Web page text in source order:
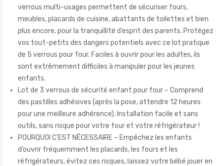
verrous multi-usages permettent de sécuriser fours,
meubles, placards de cuisine, abattants de toilettes et bien
plus encore, pour la tranquillité d’esprit des parents. Protégez
vos tout-petits des dangers potentiels avec ce lot pratique
de 5 verrous pour four. Faciles à ouvrir pour les adultes, ils
sont extrêmement difficiles à manipuler pour les jeunes
enfants.
Lot de 3 verrous de sécurité enfant pour four – Comprend
des pastilles adhésives (après la pose, attendre 12 heures
pour une meilleure adhérence). Installation facile et sans
outils, sans risque pour votre four et votre réfrigérateur !
POURQUOI C’EST NÉCESSAIRE – Empêchez les enfants
d’ouvrir fréquemment les placards, les fours et les
réfrigérateurs, évitez ces risques, laissez votre bébé jouer en